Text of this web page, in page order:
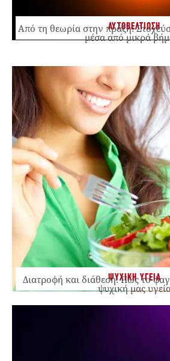
ΑΥΤΟΒΕΛΤΙΩΣΗ
Από τη θεωρία στην πράξη:
μέσα από μικρά
ΨΥΧΙΚΗ ΥΓΕΙΑ
Διατροφή και διάθεση: Πώς το
ψυχική μας